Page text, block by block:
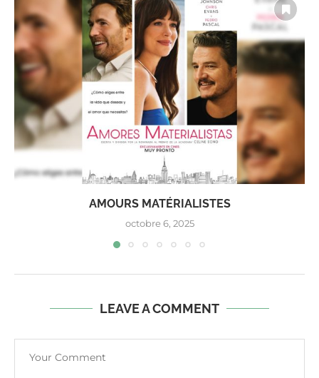
AMOURS MATÉRIALISTES
octobre 6, 2025
LEAVE A COMMENT